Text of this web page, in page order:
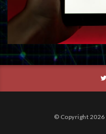
© Copyright 2026